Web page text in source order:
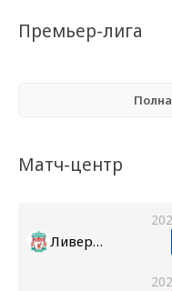
Премьер-лига
Матч-центр
Ливерпуль